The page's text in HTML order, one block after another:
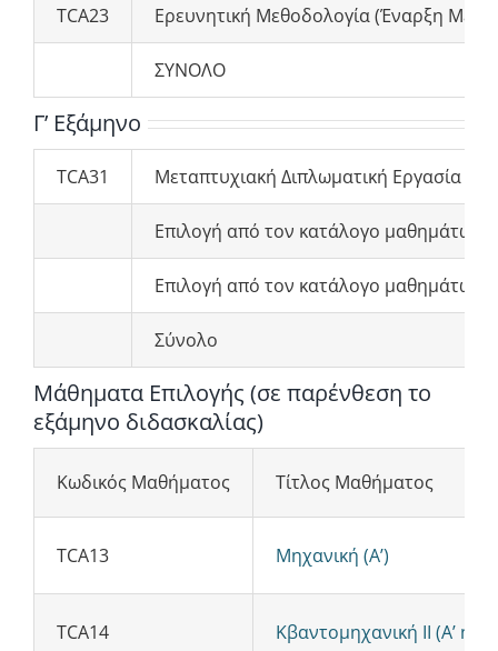
TCA23 Ερευνητική Μεθοδολογία (Έναρξη
ΣΥΝΟΛΟ
Γ’ Εξάμηνο
TCA31 Μεταπτυχιακή Διπλωματική Εργασία
Επιλογή από τον κατάλογο μαθημάτων
Επιλογή από τον κατάλογο μαθημάτων
Σύνολο
Μάθηματα Επιλογής (σε παρένθεση το
εξάμηνο διδασκαλίας)
Κωδικός Μαθήματος Τίτλος Μαθήματος
TCA13 Μηχανική (Α’)
TCA14 Κβαντομηχανική ΙΙ (Α’ ή Γ’)